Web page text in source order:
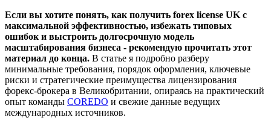
Как получить лицензию: этапы и одобрение
Ошибки и риски при получении форекс
лицензии UK
Ошибки в бизнес-плане и документах
Недостатки комплаенса и персонала
Риски потери лицензии для бизнеса
Если вы хотите понять, как получить forex license UK с
максимальной эффективностью, избежать типовых
ошибок и выстроить долгосрочную модель
масштабирования бизнеса - рекомендую прочитать этот
материал до конца. В статье я подробно разберу
минимальные требования, порядок оформления, ключевые
риски и стратегические преимущества лицензирования
форекс-брокера в Великобритании, опираясь на практический
опыт команды COREDO и свежие данные ведущих
международных источников.